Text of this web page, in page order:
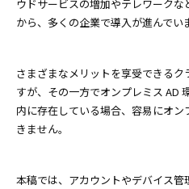
ウドサービスの増加やテレワーク
から、多くの企業で導入が進んでい
さまざまなメリットを享受できるク
すが、その一方でオンプレミス AD
内に存在している場合、容易にオ
きません。
本稿では、アカウントやデバイス